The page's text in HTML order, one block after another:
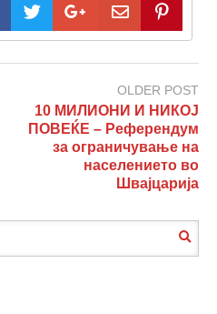
OLDER POST
10 МИЛИОНИ И НИКОЈ
ПОВЕЌЕ – Референдум
за ограничување на
населението во
Швајцарија